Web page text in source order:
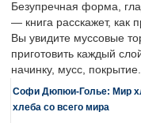
Безупречная форма,
— книга расскажет, как
Вы увидите муссовые
приготовить каждый
начинку, мусс, покрытие.
Софи Дюпюи-Голье: Мир
хлеба со всего мира